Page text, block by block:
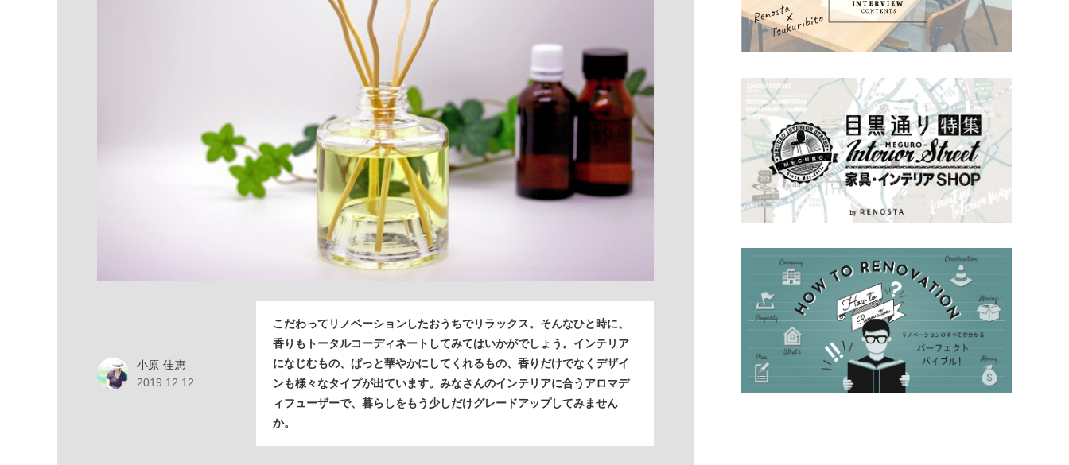
小原 佳恵
2019.12.12
こだわってリノベーションしたおうちでリラックス。そんなひと時に、
香りもトータルコーディネートしてみてはいかがでしょう。インテリア
になじむもの、ぱっと華やかにしてくれるもの、香りだけでなくデザイ
ンも様々なタイプが出ています。みなさんのインテリアに合うアロマデ
ィフューザーで、暮らしをもう少しだけグレードアップしてみません
か。